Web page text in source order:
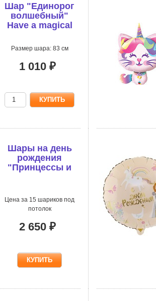
Шар "Единорог
волшебный"
Have a magical
Размер шара: 83 см
1 010 ₽
Шары на день
рождения
"Принцессы и
Цена за 15 шариков под
потолок
2 650 ₽